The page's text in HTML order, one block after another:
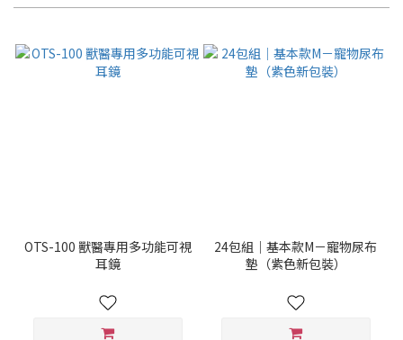
OTS-100 獸醫專用多功能可視
耳鏡
24包組｜基本款M－寵物尿布
墊（紫色新包裝）